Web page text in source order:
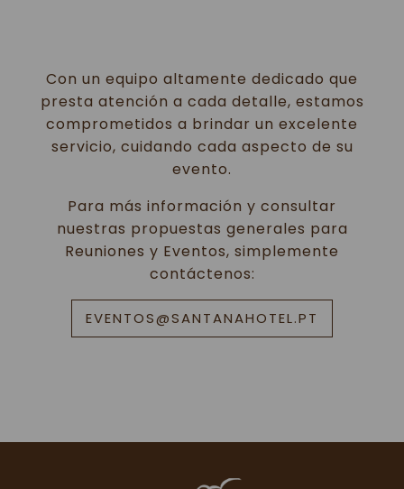
Con un equipo altamente dedicado que
presta atención a cada detalle, estamos
comprometidos a brindar un excelente
servicio, cuidando cada aspecto de su
evento.
Para más información y consultar
nuestras propuestas generales para
Reuniones y Eventos, simplemente
contáctenos:
EVENTOS@SANTANAHOTEL.PT